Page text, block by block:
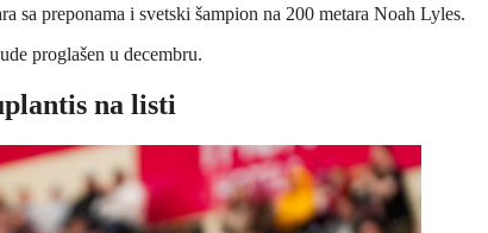
sa preponama i svetski šampion na 200 metara Noah Lyles.
proglašen u decembru.
na listi